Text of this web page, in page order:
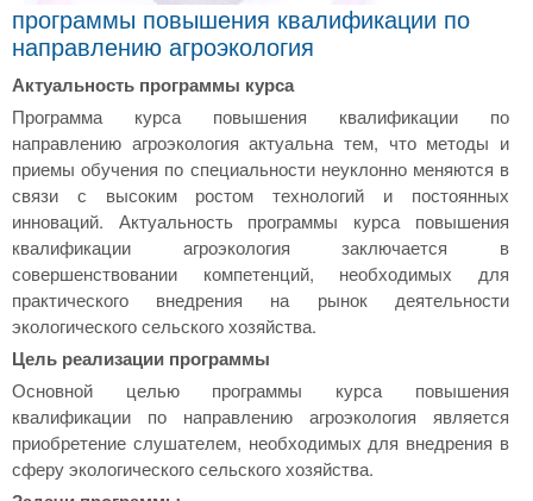
программы повышения квалификации по
направлению агроэкология
Актуальность программы курса
Программа курса повышения квалификации по
направлению агроэкология актуальна тем, что методы и
приемы обучения по специальности неуклонно меняются в
связи с высоким ростом технологий и постоянных
инноваций. Актуальность программы курса повышения
квалификации агроэкология заключается в
совершенствовании компетенций, необходимых для
практического внедрения на рынок деятельности
экологического сельского хозяйства.
Цель реализации программы
Основной целью программы курса повышения
квалификации по направлению агроэкология является
приобретение слушателем, необходимых для внедрения в
сферу экологического сельского хозяйства.